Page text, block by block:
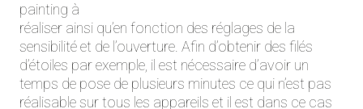
painting à
réaliser ainsi qu’en fonction des réglages de la
sensibilité et de l’ouverture. Afin d’obtenir des filés
d’étoiles par exemple, il est nécessaire d’avoir un
temps de pose de plusieurs minutes ce qui n’est pas
réalisable sur tous les appareils et il est dans ce cas